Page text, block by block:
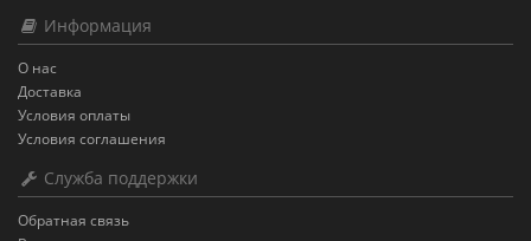
Информация
О нас
Доставка
Условия оплаты
Условия соглашения
Служба поддержки
Обратная связь